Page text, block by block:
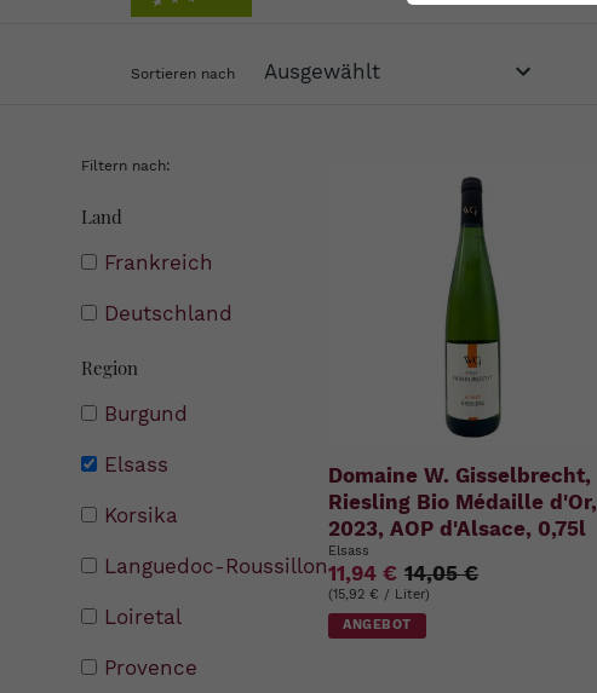
Sortieren nach
Filtern nach:
Land
Frankreich
Deutschland
Region
Burgund
Elsass
Korsika
Languedoc-Roussillon
Loiretal
Provence
Domaine W. Gisselbrecht,
Riesling Bio Médaille d'Or,
2023, AOP d'Alsace, 0,75l
Elsass
11,94 € 14,05 €
(15,92 € / Liter)
ANGEBOT